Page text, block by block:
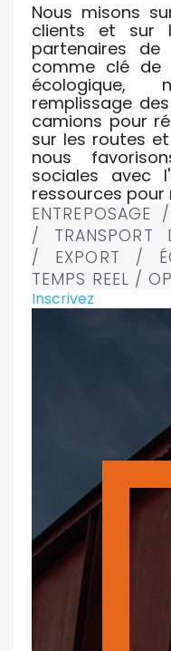
Nous misons
clients et sur
partenaires
comme clé de
écologique,
remplissage
camions pour
sur les routes et
nous
sociales avec
ressources pour
/ TRANSPORT
/ EXPORT /
TEMPS REEL /
Inscrivez